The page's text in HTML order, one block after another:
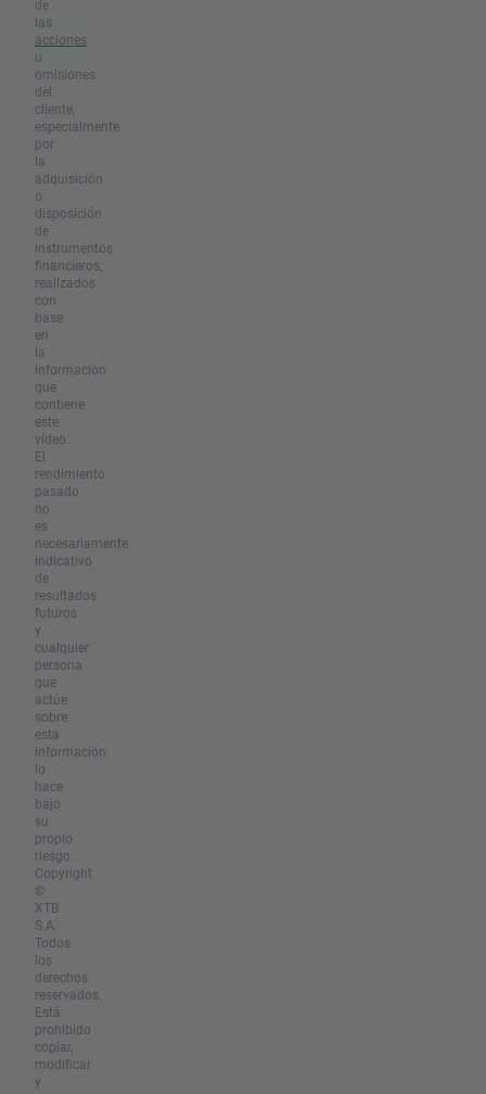
de
las
acciones
u
omisiones
del
cliente,
especialmente
por
la
adquisición
o
disposición
de
instrumentos
financieros,
realizados
con
base
en
la
información
que
contiene
este
vídeo.
El
rendimiento
pasado
no
es
necesariamente
indicativo
de
resultados
futuros
y
cualquier
persona
que
actúe
sobre
esta
información
lo
hace
bajo
su
propio
riesgo.
Copyright
©
XTB
S.A.
Todos
los
derechos
reservados.
Está
prohibido
copiar,
modificar
y